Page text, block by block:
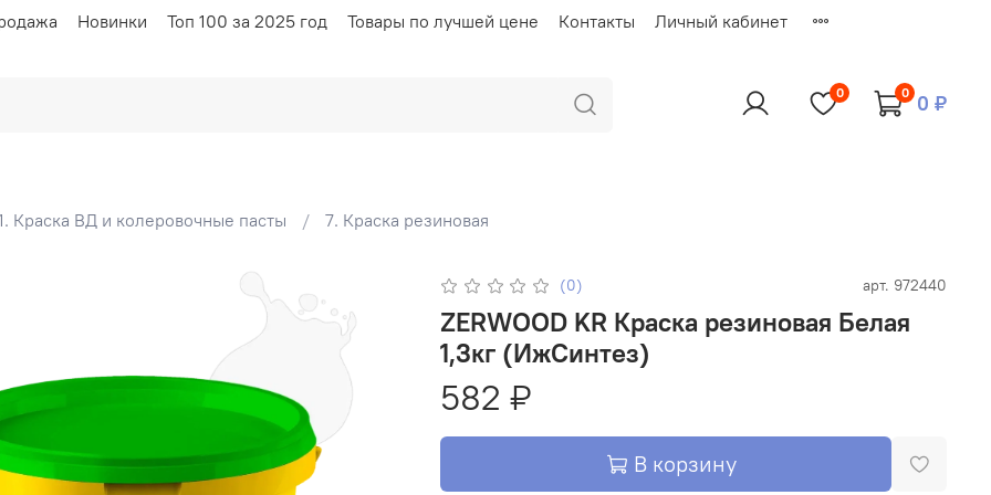
Новинки Топ 100 за 2025 год Товары по лучшей цене Контакты Личный кабинет
0 0 0 ₽
Краска ВД и колеровочные пасты 7. Краска резиновая
(0) арт. 972440
ZERWOOD KR Краска резиновая Белая
1,3кг (ИжСинтез)
582 ₽
В корзину